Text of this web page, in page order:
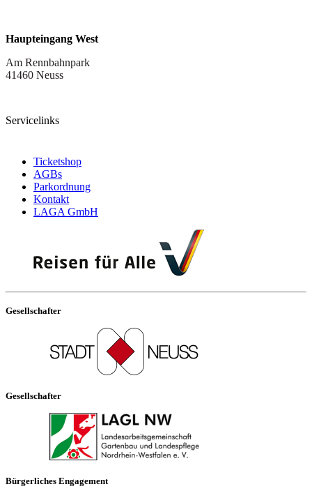
Haupteingang West
Am Rennbahnpark
41460 Neuss
Servicelinks
Ticketshop
AGBs
Parkordnung
Kontakt
LAGA GmbH
Gesellschafter
Gesellschafter
Bürgerliches Engagement